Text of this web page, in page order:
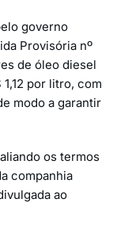
governo
Provisória nº
de óleo diesel
por litro, com
modo a garantir
os termos
companhia
ao